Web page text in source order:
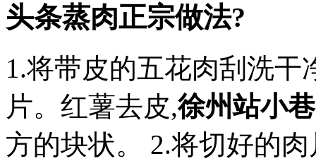
头条蒸肉正宗做法?
1.将带皮的五花肉刮洗干
片。红薯去皮,徐州站小
方的块状。 2.将切好的